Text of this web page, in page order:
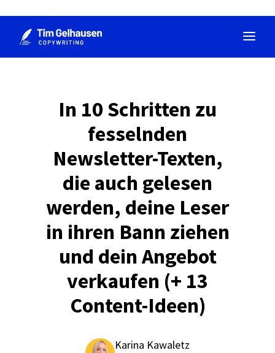
Inhalt
springen
In 10 Schritten zu
fesselnden
Newsletter-Texten,
die auch gelesen
werden, deine Leser
in ihren Bann ziehen
und dein Angebot
verkaufen (+ 13
Content-Ideen)
Karina Kawaletz